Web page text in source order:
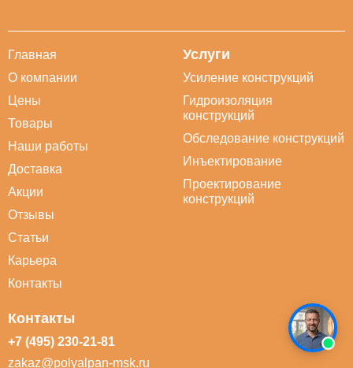
Главная
О компании
Цены
Товары
Наши работы
Доставка
Акции
Отзывы
Статьи
Карьера
Контакты
Услуги
Усиление конструкций
Гидроизоляция
конструкций
Обследование конструкций
Инъектирование
Проектирование
конструкций
Контакты
+7 (495) 230-21-81
zakaz@polyalpan-msk.ru